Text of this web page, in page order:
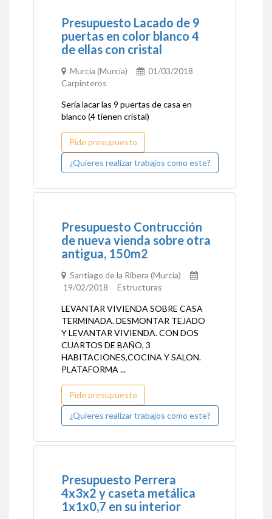
Presupuesto Lacado de 9
puertas en color blanco 4
de ellas con cristal
Murcia (Murcia)
01/03/2018
Carpinteros
Sería lacar las 9 puertas de casa en
blanco (4 tienen cristal)
Pide presupuesto
¿Quieres realizar trabajos como este?
Presupuesto Contrucción
de nueva vienda sobre otra
antigua, 150m2
Santiago de la Ribera (Murcia)
19/02/2018 Estructuras
LEVANTAR VIVIENDA SOBRE CASA
TERMINADA. DESMONTAR TEJADO
Y LEVANTAR VIVIENDA. CON DOS
CUARTOS DE BAÑO, 3
HABITACIONES,COCINA Y SALON.
PLATAFORMA ...
Pide presupuesto
¿Quieres realizar trabajos como este?
Presupuesto Perrera
4x3x2 y caseta metálica
1x1x0,7 en su interior